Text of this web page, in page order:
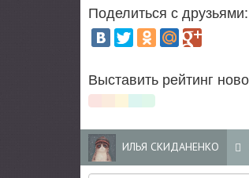
Поделиться с друзьями:
Выставить рейтинг
ИЛЬЯ СКИДАНЕНКО